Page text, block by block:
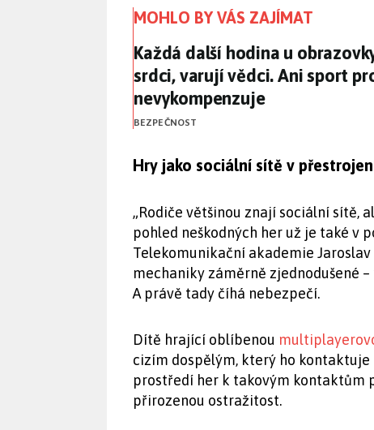
MOHLO BY VÁS ZAJÍMAT
Každá další hodina u
Každá další hodina u
srdci, varují vědci. Ani sport
nevykompenzuje
BEZPEČNOST
Hry jako sociální sítě v
„Rodiče většinou znají sociální sítě,
pohled neškodných her už je také v
Telekomunikační akademie
mechaniky záměrně zjednodušené
A právě tady číhá nebezpečí.
Dítě hrající oblíbenou
cizím dospělým, který ho
prostředí her k takovým kontaktům
přirozenou ostražitost.